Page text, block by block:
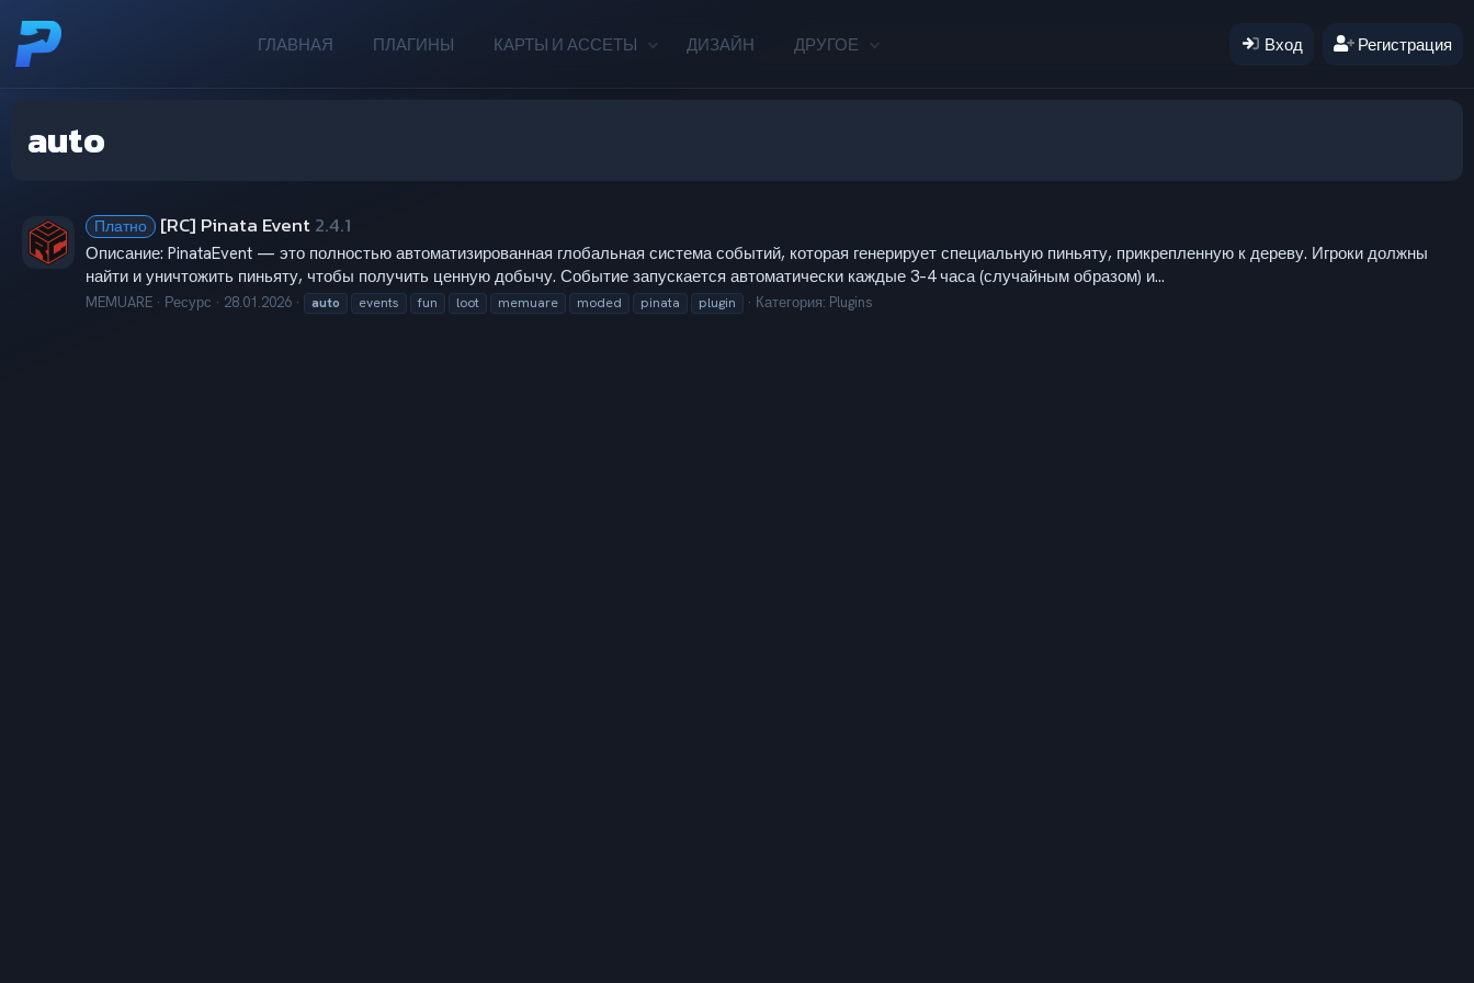
ГЛАВНАЯ ПЛАГИНЫ КАРТЫ И АССЕТЫ ДИЗАЙН ДРУГОЕ Вход Регистрация
auto
Платно [RC] Pinata Event2.4.1
Описание: PinataEvent — это полностью автоматизированная глобальная система событий, которая генерирует специальную пиньяту, прикрепленную к дереву. Игроки должны
найти и уничтожить пиньяту, чтобы получить ценную добычу. Событие запускается автоматически каждые 3–4 часа (случайным образом) и...
MEMUARE Ресурс 28.01.2026 auto events fun loot memuare moded pinata plugin Категория: Plugins